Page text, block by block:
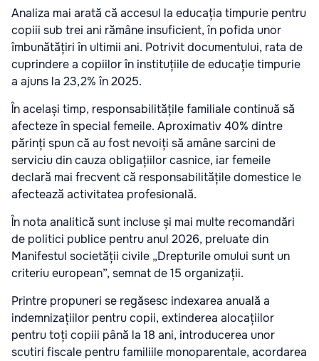
Analiza mai arată că accesul la educația timpurie pentru
copiii sub trei ani rămâne insuficient, în pofida unor
îmbunătățiri în ultimii ani. Potrivit documentului, rata de
cuprindere a copiilor în instituțiile de educație timpurie
a ajuns la 23,2% în 2025.
În același timp, responsabilitățile familiale continuă să
afecteze în special femeile. Aproximativ 40% dintre
părinți spun că au fost nevoiți să amâne sarcini de
serviciu din cauza obligațiilor casnice, iar femeile
declară mai frecvent că responsabilitățile domestice le
afectează activitatea profesională.
În nota analitică sunt incluse și mai multe recomandări
de politici publice pentru anul 2026, preluate din
Manifestul societății civile „Drepturile omului sunt un
criteriu european”, semnat de 15 organizații.
Printre propuneri se regăsesc indexarea anuală a
indemnizațiilor pentru copii, extinderea alocațiilor
pentru toți copiii până la 18 ani, introducerea unor
scutiri fiscale pentru familiile monoparentale, acordarea